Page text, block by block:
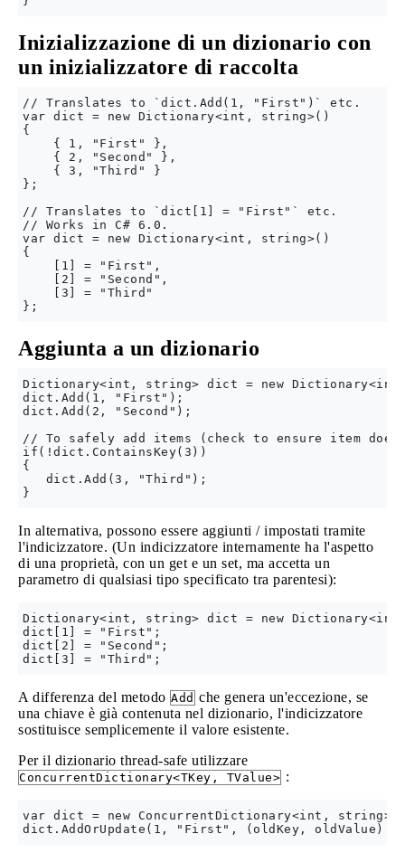
Inizializzazione di un dizionario con
un inizializzatore di raccolta
// Translates to `dict.Add(1, "First")` etc.
var dict = new Dictionary<int, string>()
{
    { 1, "First" },
    { 2, "Second" },
    { 3, "Third" }
};
// Translates to `dict[1] = "First"` etc.
// Works in C# 6.0.
var dict = new Dictionary<int, string>()
{
    [1] = "First",
    [2] = "Second",
    [3] = "Third"
Aggiunta a un dizionario
Dictionary<int, string> dict = new
dict.Add(1, "First");
dict.Add(2, "Second");
// To safely add items (check to ensure item
if(!dict.ContainsKey(3))
{
   dict.Add(3, "Third");
In alternativa, possono essere aggiunti / impostati tramite
l'indicizzatore. (Un indicizzatore internamente ha l'aspetto
di una proprietà, con un get e un set, ma accetta un
parametro di qualsiasi tipo specificato tra parentesi):
Dictionary<int, string> dict = new
dict[1] = "First";
dict[2] = "Second";
A differenza del metodo Add che genera un'eccezione, se
una chiave è già contenuta nel dizionario, l'indicizzatore
sostituisce semplicemente il valore esistente.
Per il dizionario thread-safe utilizzare
ConcurrentDictionary<TKey, TValue> :
var dict = new ConcurrentDictionary<int,